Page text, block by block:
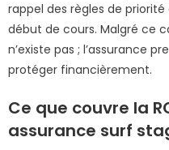
rappel des règles de
début de cours. Malgré ce
n’existe pas ; l’assurance
protéger financièrement.
Ce que couvre la
assurance surf